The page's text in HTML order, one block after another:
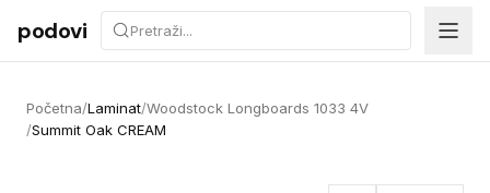
Preskoči na sadržaj
podovi
Početna/Laminat/Woodstock Longboards 1033 4V
/Summit Oak CREAM